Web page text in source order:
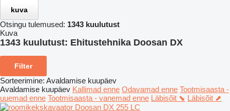
kuva
Otsingu tulemused: 1343 kuulutust
Kuva
1343 kuulutust: Ehitustehnika Doosan DX
Filter
Sorteerimine: Avaldamise kuupäev
Avaldamise kuupäev Kallimad enne Odavamad enne Tootmisaasta -
uuemad enne Tootmisaasta - vanemad enne Läbisõit ⬊ Läbisõit ⬈